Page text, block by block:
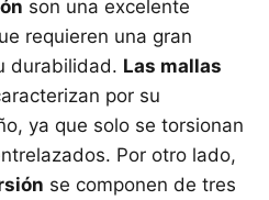
son una excelente
requieren una gran
durabilidad. Las mallas
por su
ya que solo se torsionan
Por otro lado,
se componen de tres